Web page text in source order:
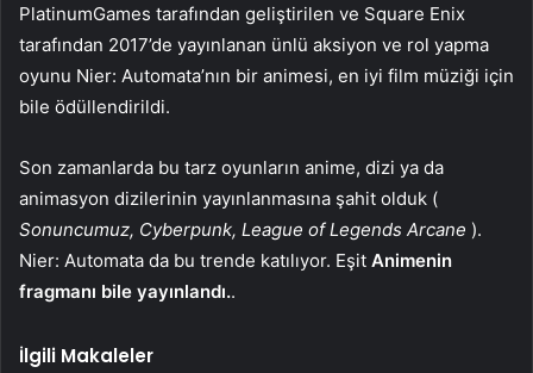
PlatinumGames tarafından geliştirilen ve Square Enix
tarafından 2017’de yayınlanan ünlü aksiyon ve rol yapma
oyunu Nier: Automata’nın bir animesi, en iyi film müziği için
bile ödüllendirildi.
Son zamanlarda bu tarz oyunların anime, dizi ya da
animasyon dizilerinin yayınlanmasına şahit olduk (
Sonuncumuz, Cyberpunk, League of Legends Arcane ).
Nier: Automata da bu trende katılıyor. Eşit Animenin
fragmanı bile yayınlandı..
İlgili Makaleler